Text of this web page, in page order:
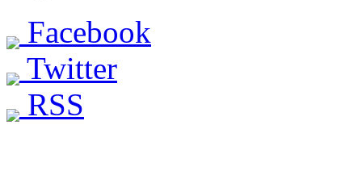
Facebook
Twitter
RSS